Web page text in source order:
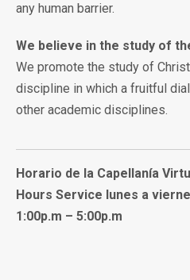
any human barrier.
We believe in the study of
We promote the study of
discipline in which a fruitful
other academic disciplines.
Horario de la Capellanía
Hours Service lunes a
1:00p.m – 5:00p.m